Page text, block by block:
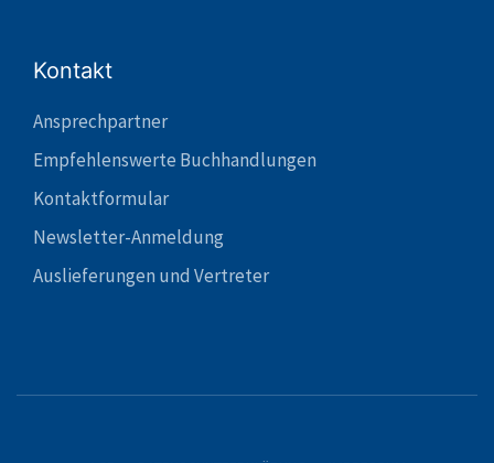
Kontakt
Ansprechpartner
Empfehlenswerte Buchhandlungen
Kontaktformular
Newsletter-Anmeldung
Auslieferungen und Vertreter